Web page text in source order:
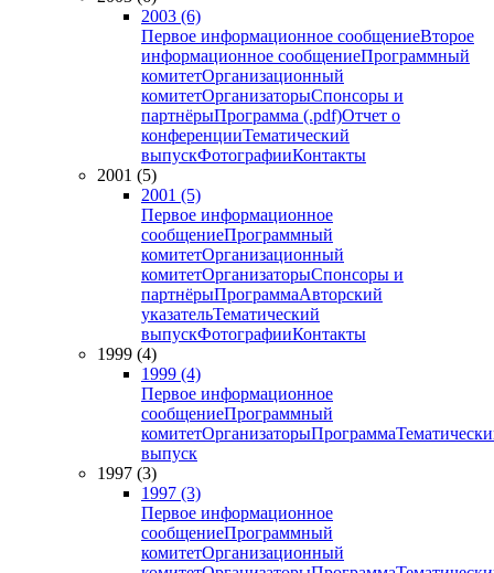
2003 (6)
Первое информационное сообщениеВторое
информационное сообщениеПрограммный
комитетОрганизационный
комитетОрганизаторыСпонсоры и
партнёрыПрограмма (.pdf)Отчет о
конференцииТематический
выпускФотографииКонтакты
2001 (5)
2001 (5)
Первое информационное
сообщениеПрограммный
комитетОрганизационный
комитетОрганизаторыСпонсоры и
партнёрыПрограммаАвторский
указательТематический
выпускФотографииКонтакты
1999 (4)
1999 (4)
Первое информационное
сообщениеПрограммный
комитетОрганизаторыПрограмма
выпуск
1997 (3)
1997 (3)
Первое информационное
сообщениеПрограммный
комитетОрганизационный